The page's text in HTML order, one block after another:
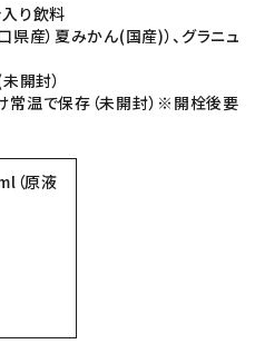
り飲料
産）夏みかん(国産)）、グラニュ
開封）
常温で保存（未開封）※開栓後要
（原液